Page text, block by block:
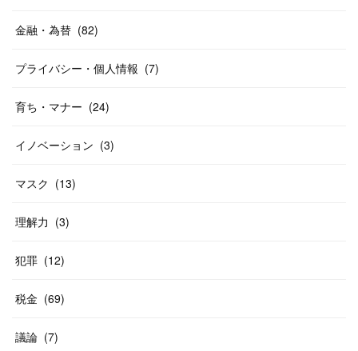
金融・為替 (82)
プライバシー・個人情報 (7)
育ち・マナー (24)
イノベーション (3)
マスク (13)
理解力 (3)
犯罪 (12)
税金 (69)
議論 (7)